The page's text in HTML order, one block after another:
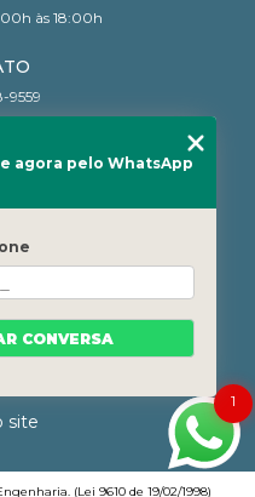
às 18:00h
9559
site
(Lei 9610 de 19/02/1998)
1
agora pelo WhatsApp
CONVERSA